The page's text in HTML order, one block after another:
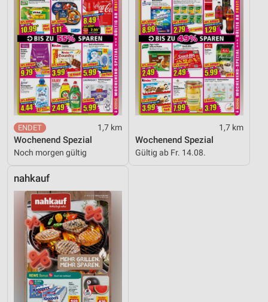
1,7 km
Wochenend Spezial
Noch morgen gültig
1,7 km
Wochenend Spezial
Gültig ab Fr. 14.08.
nahkauf